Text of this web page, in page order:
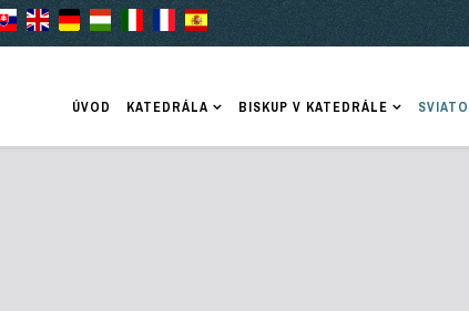
ÚVOD KATEDRÁLA BISKUP V KATEDRÁLE